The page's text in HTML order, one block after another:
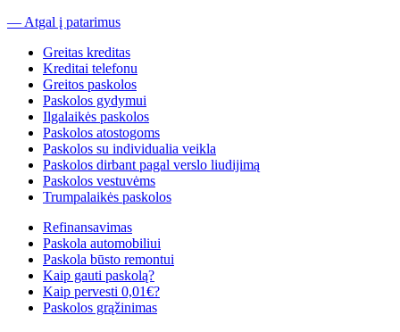
— Atgal į patarimus
Greitas kreditas
Kreditai telefonu
Greitos paskolos
Paskolos gydymui
Ilgalaikės paskolos
Paskolos atostogoms
Paskolos su individualia veikla
Paskolos dirbant pagal verslo liudijimą
Paskolos vestuvėms
Trumpalaikės paskolos
Refinansavimas
Paskola automobiliui
Paskola būsto remontui
Kaip gauti paskolą?
Kaip pervesti 0,01€?
Paskolos grąžinimas